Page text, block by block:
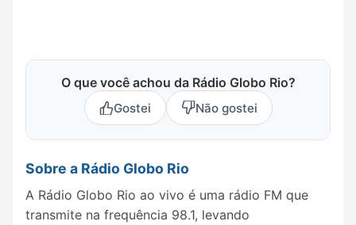
O que você achou da Rádio Globo Rio?
Gostei Não gostei
Sobre a Rádio Globo Rio
A Rádio Globo Rio ao vivo é uma rádio FM que
transmite na frequência 98.1, levando